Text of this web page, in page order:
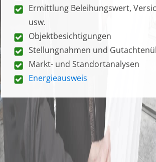
Ermittlung Beleihungswert,
usw.
Objektbesichtigungen
Stellungnahmen und
Markt- und Standortanalysen
Energieausweis